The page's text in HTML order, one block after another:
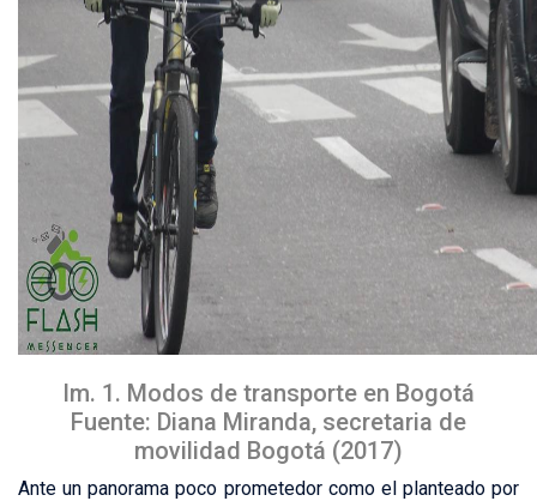
Im. 1. Modos de transporte en Bogotá
Fuente: Diana Miranda, secretaria de
movilidad Bogotá (2017)
Ante un panorama poco prometedor como el planteado por